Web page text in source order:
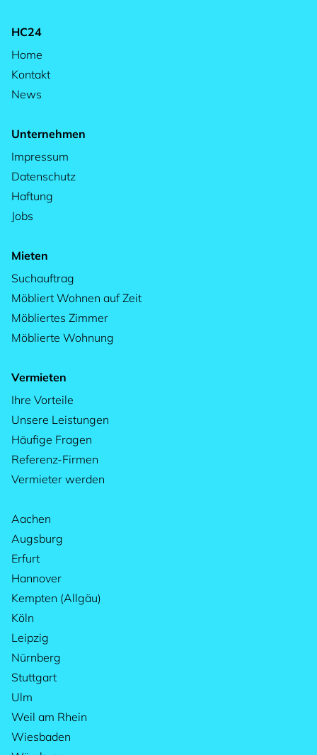
HC24
Home
Kontakt
News
Unternehmen
Impressum
Datenschutz
Haftung
Jobs
Mieten
Suchauftrag
Möbliert Wohnen auf Zeit
Möbliertes Zimmer
Möblierte Wohnung
Vermieten
Ihre Vorteile
Unsere Leistungen
Häufige Fragen
Referenz-Firmen
Vermieter werden
Aachen
Augsburg
Erfurt
Hannover
Kempten (Allgäu)
Köln
Leipzig
Nürnberg
Stuttgart
Ulm
Weil am Rhein
Wiesbaden